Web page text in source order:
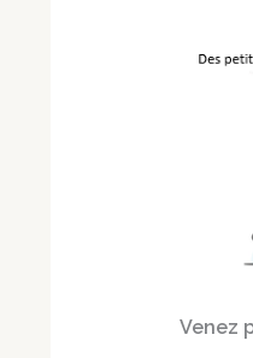
Venez